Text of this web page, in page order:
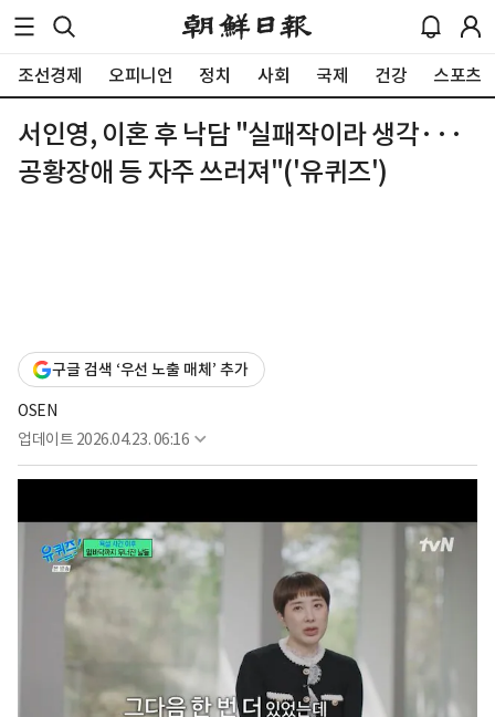
조선경제 오피니언 정치 사회 국제 건강 스포츠
서인영, 이혼 후 낙담 "실패작이라 생각···
공황장애 등 자주 쓰러져"('유퀴즈')
구글 검색 ‘우선 노출 매체’ 추가
OSEN
업데이트 2026.04.23. 06:16